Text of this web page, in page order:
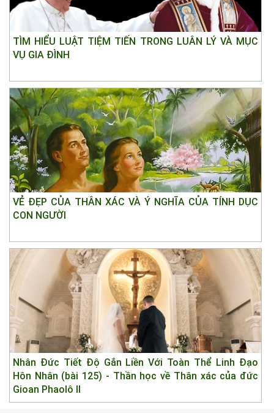
TÌM HIỂU LUẬT TIỆM TIẾN TRONG LUÂN LÝ VÀ MỤC
VỤ GIA ĐÌNH
VẺ ĐẸP CỦA THÂN XÁC VÀ Ý NGHĨA CỦA TÍNH DỤC
CON NGƯỜI
Nhân Đức Tiết Độ Gắn Liền Với Toàn Thể Linh Đạo
Hôn Nhân (bài 125) - Thần học về Thân xác của đức
Gioan Phaolô II